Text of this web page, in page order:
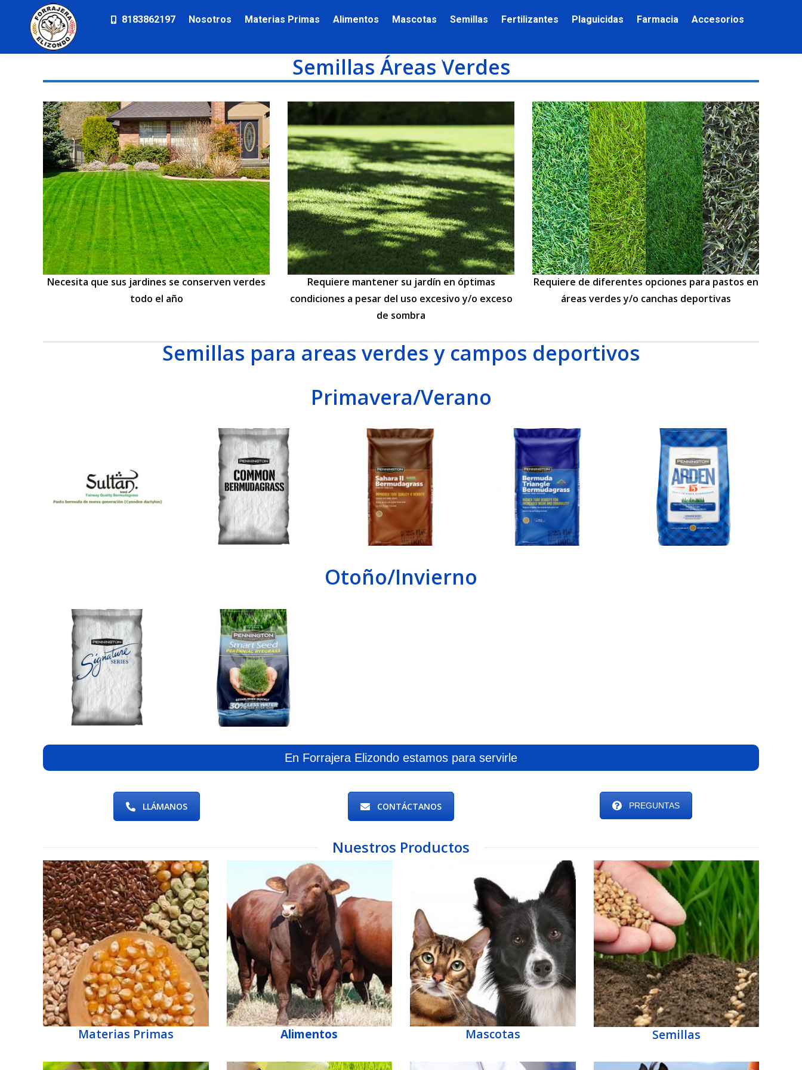
8183862197 Nosotros Materias Primas Alimentos Mascotas Semillas Fertilizantes Plaguicidas Farmacia Accesorios
Contacto
Semillas Áreas Verdes
Necesita que sus jardines se conserven verdes
todo el año
Requiere mantener su jardín en óptimas
condiciones a pesar del uso excesivo y/o exceso
de sombra
Requiere de diferentes opciones para pastos en
áreas verdes y/o canchas deportivas
Semillas para areas verdes y campos deportivos
Primavera/Verano
Otoño/Invierno
En Forrajera Elizondo estamos para servirle
LLÁMANOS CONTÁCTANOS PREGUNTAS
Nuestros Productos
Materias Primas Alimentos Mascotas Semillas